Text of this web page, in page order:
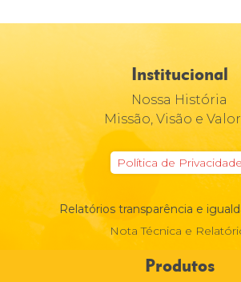
Institucional
Nossa História
Missão, Visão e
Política de Privacidade
Relatórios transparência e
Nota Técnica e
Produtos